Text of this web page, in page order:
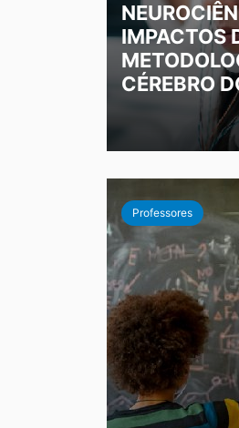
IMPACTOS
CÉREBRO
Professores